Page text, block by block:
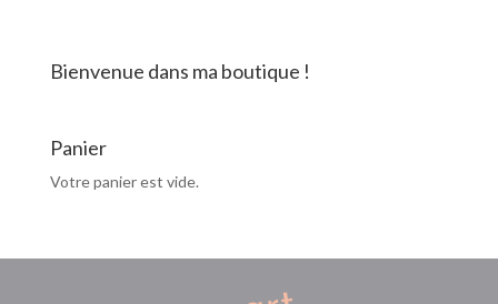
Bienvenue dans ma boutique !
Panier
Votre panier est vide.